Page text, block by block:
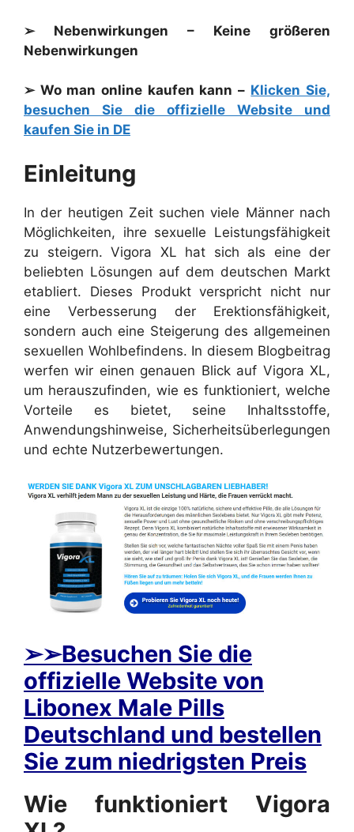
➢ Nebenwirkungen – Keine größeren
Nebenwirkungen
➢ Wo man online kaufen kann – Klicken Sie,
besuchen Sie die offizielle Website und
kaufen Sie in DE
Einleitung
In der heutigen Zeit suchen viele Männer nach
Möglichkeiten, ihre sexuelle Leistungsfähigkeit
zu steigern. Vigora XL hat sich als eine der
beliebten Lösungen auf dem deutschen Markt
etabliert. Dieses Produkt verspricht nicht nur
eine Verbesserung der Erektionsfähigkeit,
sondern auch eine Steigerung des allgemeinen
sexuellen Wohlbefindens. In diesem Blogbeitrag
werfen wir einen genauen Blick auf Vigora XL,
um herauszufinden, wie es funktioniert, welche
Vorteile es bietet, seine Inhaltsstoffe,
Anwendungshinweise, Sicherheitsüberlegungen
und echte Nutzerbewertungen.
➢➢Besuchen Sie die
offizielle Website von
Libonex Male Pills
Deutschland und bestellen
Sie zum niedrigsten Preis
Wie funktioniert Vigora